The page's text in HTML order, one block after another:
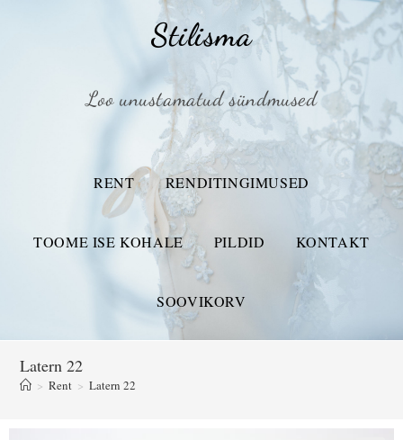
Stilisma
Loo unustamatud sündmused
RENT RENDITINGIMUSED
TOOME ISE KOHALE PILDID KONTAKT
SOOVIKORV
Latern 22
> Rent > Latern 22